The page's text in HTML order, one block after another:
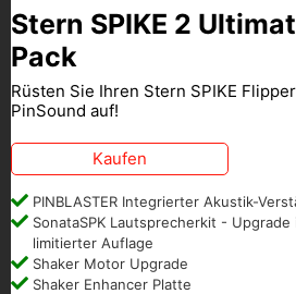
Stern SPIKE 2
Pack
Rüsten Sie Ihren Stern SPIKE
PinSound auf!
Kaufen
PINBLASTER Integrierter Akustik-
SonataSPK Lautsprecherkit - Upgrade
limitierter Auflage
Shaker Motor Upgrade
Shaker Enhancer Platte